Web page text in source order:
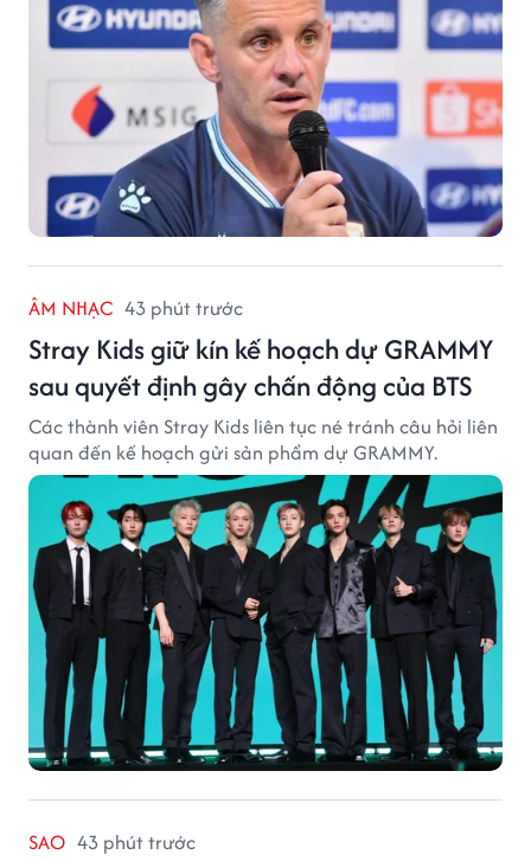
ÂM NHẠC 43 phút trước
Stray Kids giữ kín kế hoạch dự GRAMMY
sau quyết định gây chấn động của BTS
Các thành viên Stray Kids liên tục né tránh câu hỏi liên
quan đến kế hoạch gửi sản phẩm dự GRAMMY.
SAO 43 phút trước